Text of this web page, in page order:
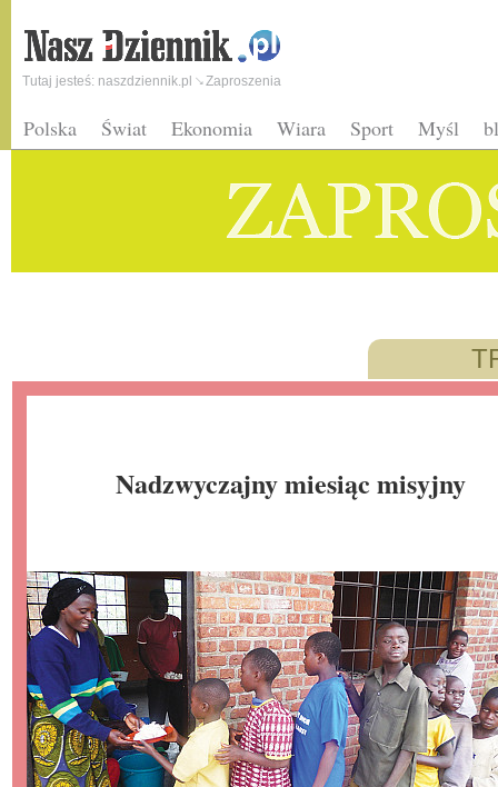
Polska Świat Ekonomia Wiara Sport Myśl
Tutaj jesteś: naszdziennik.pl Zaproszenia
Nadzwyczajny miesiąc misyjny